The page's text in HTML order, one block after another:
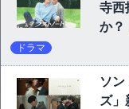
寺西
か？
ドラマ
ソン
ズ